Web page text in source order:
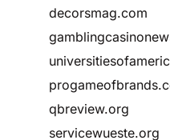
decorsmag.com
qbreview.org
servicewueste.org